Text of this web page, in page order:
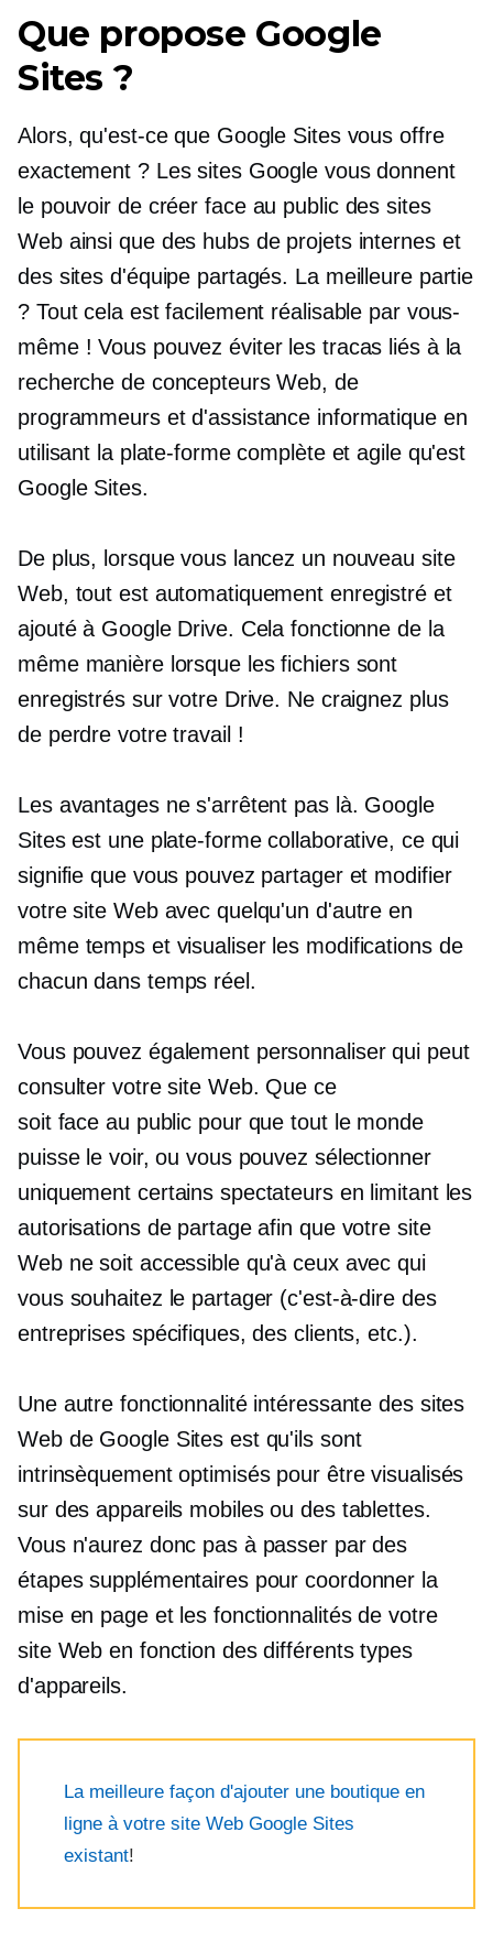
Que propose Google
Sites ?
Alors, qu'est-ce que Google Sites vous offre
exactement ? Les sites Google vous donnent
le pouvoir de créer face au publicdes sites
Web ainsi que des hubs de projets internes et
des sites d'équipe partagés. La meilleure partie
? Tout cela est facilement réalisable par vous-
même ! Vous pouvez éviter les tracas liés à la
recherche de concepteurs Web, de
programmeurs et d'assistance informatique en
utilisant la plate-forme complète et agile qu'est
Google Sites.
De plus, lorsque vous lancez un nouveau site
Web, tout est automatiquement enregistré et
ajouté à Google Drive. Cela fonctionne de la
même manière lorsque les fichiers sont
enregistrés sur votre Drive. Ne craignez plus
de perdre votre travail !
Les avantages ne s'arrêtent pas là. Google
Sites est une plate-forme collaborative, ce qui
signifie que vous pouvez partager et modifier
votre site Web avec quelqu'un d'autre en
même temps et visualiser les modifications de
chacun dans temps réel.
Vous pouvez également personnaliser qui peut
consulter votre site Web. Que ce
soit face au public pour que tout le monde
puisse le voir, ou vous pouvez sélectionner
uniquement certains spectateurs en limitant les
autorisations de partage afin que votre site
Web ne soit accessible qu'à ceux avec qui
vous souhaitez le partager (c'est-à-dire des
entreprises spécifiques, des clients, etc.).
Une autre fonctionnalité intéressante des sites
Web de Google Sites est qu'ils sont
intrinsèquement optimisés pour être visualisés
sur des appareils mobiles ou des tablettes.
Vous n'aurez donc pas à passer par des
étapes supplémentaires pour coordonner la
mise en page et les fonctionnalités de votre
site Web en fonction des différents types
d'appareils.
La meilleure façon d'ajouter une boutique en
ligne à votre site Web Google Sites
existant!